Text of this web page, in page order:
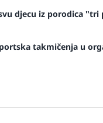
djecu iz porodica "tri
takmičenja u